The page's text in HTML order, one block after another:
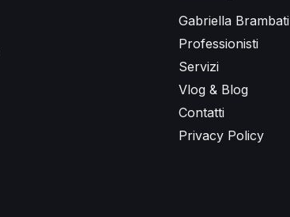
Gabriella Brambati
Professionisti
Servizi
Vlog & Blog
Contatti
Privacy Policy